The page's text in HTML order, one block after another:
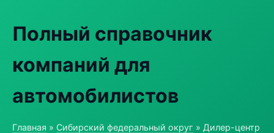
Полный справочник
компаний для
автомобилистов
Главная » Сибирский федеральный округ » Дилер-центр